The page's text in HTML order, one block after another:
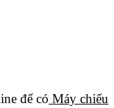
để có Máy chiếu